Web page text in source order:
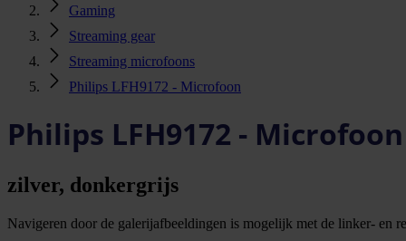
Gaming
Streaming gear
Streaming microfoons
Philips LFH9172 - Microfoon
Philips LFH9172 - Microfoon
zilver, donkergrijs
Navigeren door de galerijafbeeldingen is mogelijk met de linker- en